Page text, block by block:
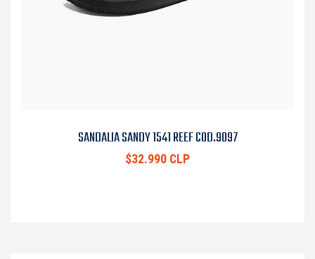
SANDALIA SANDY 1541 REEF COD.9097
$32.990 CLP